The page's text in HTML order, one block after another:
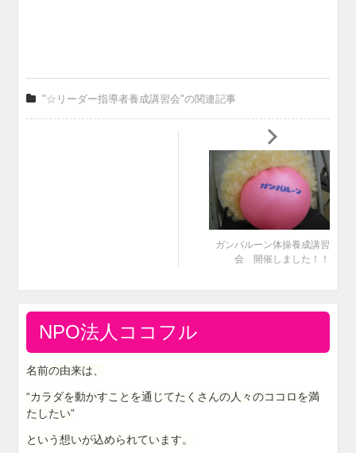
"☆リーダー指導者養成講習会"の関連記事
ガンバルーン体操養成講習
会 開催しました！！
NPO法人ココフル
名前の由来は、
“カラダを動かすことを通じてたくさんの人々のココロを満
たしたい”
という想いが込められています。